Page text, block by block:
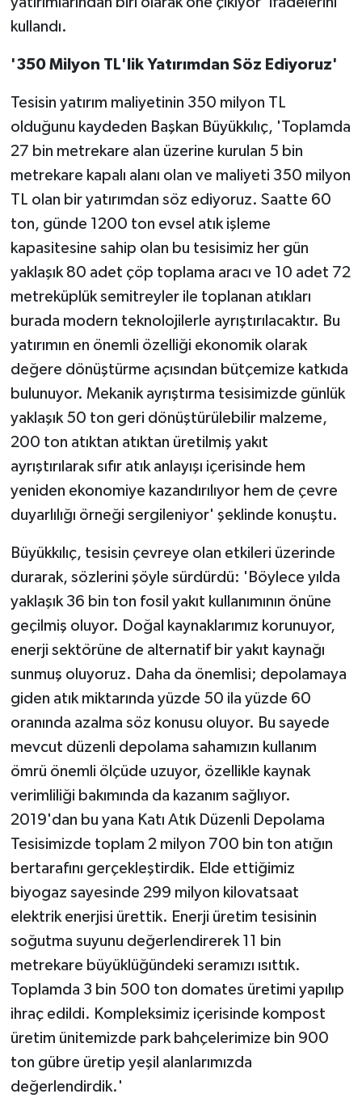
kullandı.
'350 Milyon TL'lik Yatırımdan Söz Ediyoruz'
Tesisin yatırım maliyetinin 350 milyon TL
olduğunu kaydeden Başkan Büyükkılıç, 'Toplamda
27 bin metrekare alan üzerine kurulan 5 bin
metrekare kapalı alanı olan ve maliyeti 350 milyon
TL olan bir yatırımdan söz ediyoruz. Saatte 60
ton, günde 1200 ton evsel atık işleme
kapasitesine sahip olan bu tesisimiz her gün
yaklaşık 80 adet çöp toplama aracı ve 10 adet 72
metreküplük semitreyler ile toplanan atıkları
burada modern teknolojilerle ayrıştırılacaktır. Bu
yatırımın en önemli özelliği ekonomik olarak
değere dönüştürme açısından bütçemize katkıda
bulunuyor. Mekanik ayrıştırma tesisimizde günlük
yaklaşık 50 ton geri dönüştürülebilir malzeme,
200 ton atıktan atıktan üretilmiş yakıt
ayrıştırılarak sıfır atık anlayışı içerisinde hem
yeniden ekonomiye kazandırılıyor hem de çevre
duyarlılığı örneği sergileniyor' şeklinde konuştu.
Büyükkılıç, tesisin çevreye olan etkileri üzerinde
durarak, sözlerini şöyle sürdürdü: 'Böylece yılda
yaklaşık 36 bin ton fosil yakıt kullanımının önüne
geçilmiş oluyor. Doğal kaynaklarımız korunuyor,
enerji sektörüne de alternatif bir yakıt kaynağı
sunmuş oluyoruz. Daha da önemlisi; depolamaya
giden atık miktarında yüzde 50 ila yüzde 60
oranında azalma söz konusu oluyor. Bu sayede
mevcut düzenli depolama sahamızın kullanım
ömrü önemli ölçüde uzuyor, özellikle kaynak
verimliliği bakımında da kazanım sağlıyor.
2019'dan bu yana Katı Atık Düzenli Depolama
Tesisimizde toplam 2 milyon 700 bin ton atığın
bertarafını gerçekleştirdik. Elde ettiğimiz
biyogaz sayesinde 299 milyon kilovatsaat
elektrik enerjisi ürettik. Enerji üretim tesisinin
soğutma suyunu değerlendirerek 11 bin
metrekare büyüklüğündeki seramızı ısıttık.
Toplamda 3 bin 500 ton domates üretimi yapılıp
ihraç edildi. Kompleksimiz içerisinde kompost
üretim ünitemizde park bahçelerimize bin 900
ton gübre üretip yeşil alanlarımızda
değerlendirdik.'